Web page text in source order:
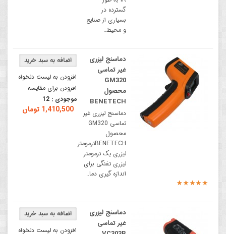
گسترده در
بسیاری از صنایع
و محیط..
افزودن به لیست دلخواه
افزودن برای مقایسه
موجودی : 12
1,410,500 تومان
دماسنج لیزری
غیر تماسی
GM320
محصول
BENETECH
دماسنج لیزری غیر
تماسی GM320
محصول
BENETECHترمومتر
لیزری یک ترمومتر
لیزری تفنگی برای
اندازه گیری دما..
افزودن به لیست دلخواه
دماسنج لیزری
غیر تماسی